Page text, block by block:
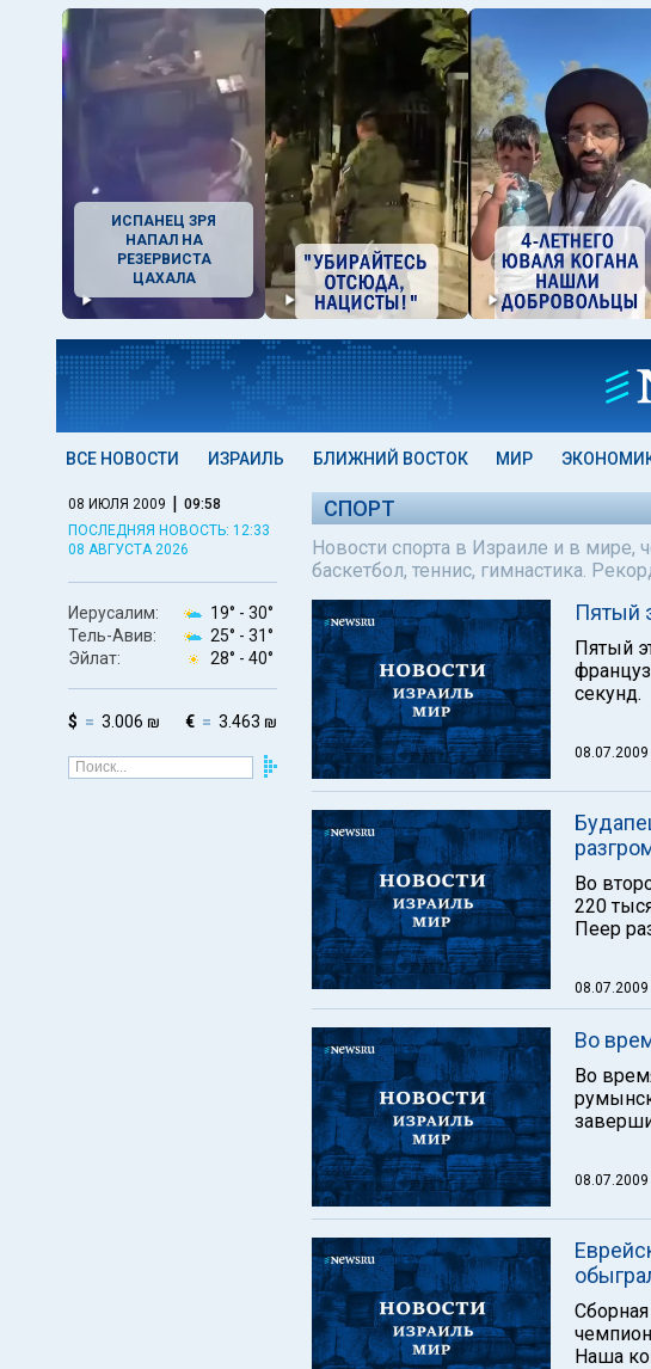
ИСПАНЕЦ ЗРЯ
НАПАЛ НА
РЕЗЕРВИСТА
ЦАХАЛА
ВСЕ НОВОСТИ ИЗРАИЛЬ БЛИЖНИЙ ВОСТОК МИР
08 ИЮЛЯ 2009 | 09:58
ПОСЛЕДНЯЯ НОВОСТЬ: 12:33
08 АВГУСТА 2026
Иерусалим: 19° - 30°
Тель-Авив:
25° - 31°
Эйлат:
28° - 40°
$ 3.006 ₪ € 3.463 ₪
СПОРТ
Новости спорта в Израиле и в мире,
баскетбол, теннис, гимнастика.
Пятый
Пятый
секунд.
08.07.2009
Во
220
Пеер
Во
Во
08.07.2009
Наша